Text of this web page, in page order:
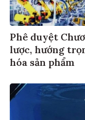
Phê duyệt
lược, hướng
hóa sản phẩm